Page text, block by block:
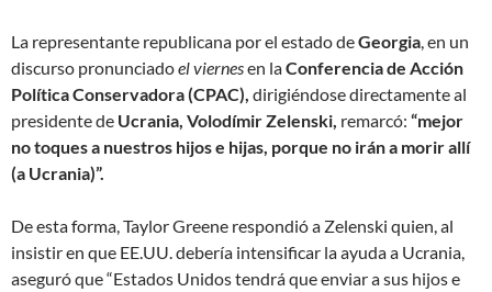
La representante republicana por el estado deGeorgia, en un
discurso pronunciadoel viernesen laConferencia de Acción
Política Conservadora (CPAC), dirigiéndose directamente al
presidente de Ucrania, Volodímir Zelenski, remarcó: “mejor
no toques a nuestros hijos e hijas, porque no irán a morir allí
(a Ucrania)”.
De esta forma, Taylor Greene respondió a Zelenski quien, al
insistir en que EE.UU. debería intensificar la ayuda a Ucrania,
aseguró que “Estados Unidos tendrá que enviar a sus hijos e